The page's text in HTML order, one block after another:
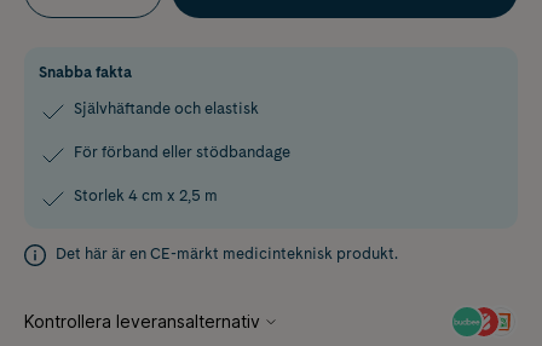
Snabba fakta
Självhäftande och elastisk
För förband eller stödbandage
Storlek 4 cm x 2,5 m
Det här är en CE-märkt medicinteknisk produkt.